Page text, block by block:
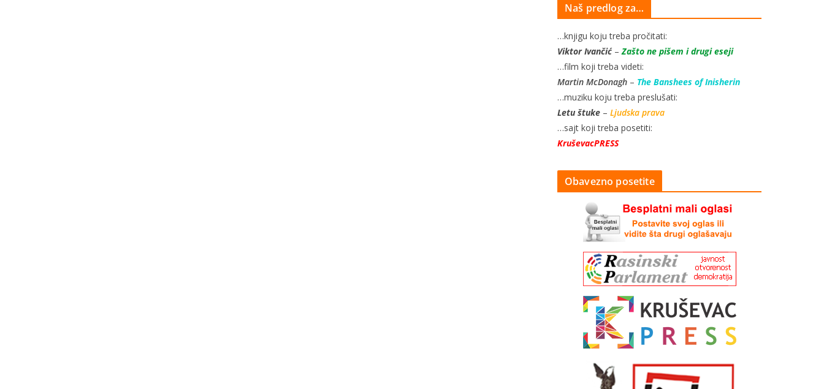
Naš predlog za…
…knjigu koju treba pročitati:
Viktor Ivančić– Zašto ne pišem i drugi eseji
…film koji treba videti:
Martin McDonagh – The Banshees of Inisherin
…muziku koju treba preslušati:
Letu štuke – Ljudska prava
…sajt koji treba posetiti:
KruševacPRESS
Obavezno posetite